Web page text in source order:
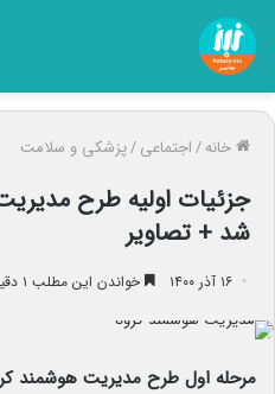
خانه/اجتماعی/پزشکی و سلامت
جزئیات اولیه طرح
شد + تصاویر
۱۶ آذر ۱۴۰۰ خواندن این مطلب ۱ دقیقه زمان میبرد